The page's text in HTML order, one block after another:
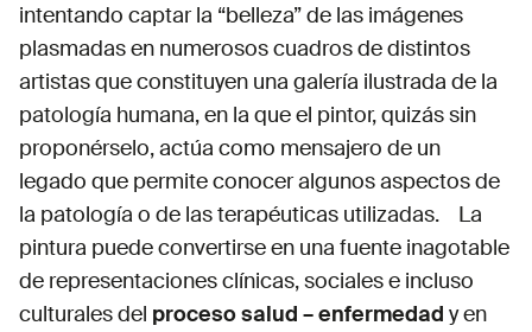
intentando captar la “belleza” de las imágenes
plasmadas en numerosos cuadros de distintos
artistas que constituyen una galería ilustrada de la
patología humana, en la que el pintor, quizás sin
proponérselo, actúa como mensajero de un
legado que permite conocer algunos aspectos de
la patología o de las terapéuticas utilizadas. La
pintura puede convertirse en una fuente inagotable
de representaciones clínicas, sociales e incluso
culturales del proceso salud – enfermedad y en